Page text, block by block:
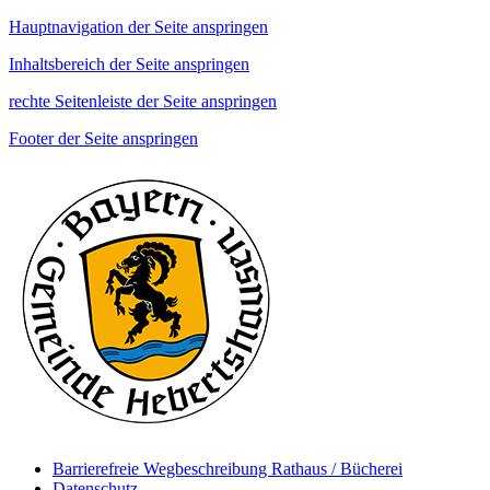
Hauptnavigation der Seite anspringen
Inhaltsbereich der Seite anspringen
rechte Seitenleiste der Seite anspringen
Footer der Seite anspringen
Barrierefreie Wegbeschreibung Rathaus / Bücherei